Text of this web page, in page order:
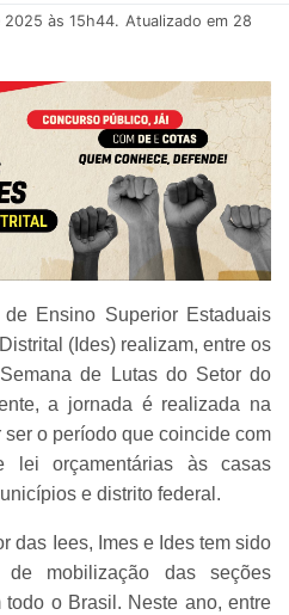
2025 às 15h44. Atualizado em 28
Ensino Superior Estaduais
(Ides) realizam, entre os
de Lutas do Setor do
a jornada é realizada na
o período que coincide com
orçamentárias às casas
e distrito federal.
das Iees, Imes e Ides tem sido
de mobilização das seções
o Brasil. Neste ano, entre